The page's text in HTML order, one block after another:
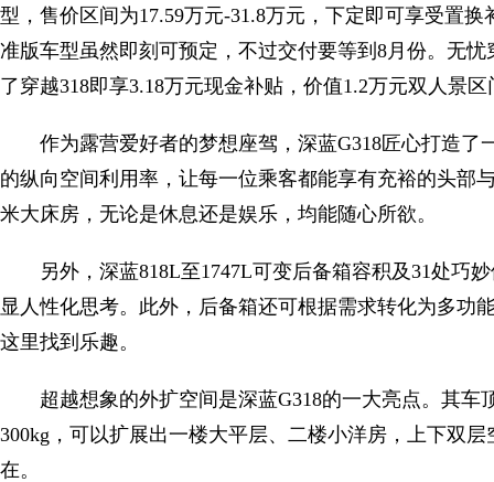
型，售价区间为17.59万元-31.8万元，下定即可享受置
准版车型虽然即刻可预定，不过交付要等到8月份。无
了穿越318即享3.18万元现金补贴，价值1.2万元双人景
作为露营爱好者的梦想座驾，深蓝G318匠心打造了
的纵向空间利用率，让每一位乘客都能享有充裕的头部
米大床房，无论是休息还是娱乐，均能随心所欲。
另外，深蓝818L至1747L可变后备箱容积及31处巧
显人性化思考。此外，后备箱还可根据需求转化为多功
这里找到乐趣。
超越想象的外扩空间是深蓝G318的一大亮点。其
300kg，可以扩展出一楼大平层、二楼小洋房，上下双
在。